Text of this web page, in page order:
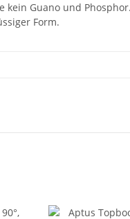
kein Guano und Phosphor.
Form.